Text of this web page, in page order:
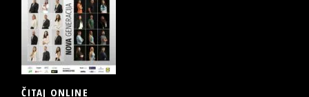
ČITAJ ONLINE